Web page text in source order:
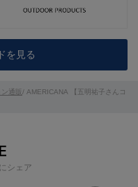
シェア
を見る
通販/ AMERICANA 【五明祐子さんコ